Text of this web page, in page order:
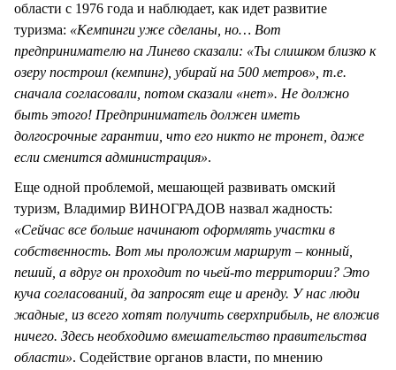
области с 1976 года и наблюдает, как идет развитие
туризма: «Кемпинги уже сделаны, но… Вот
предпринимателю на Линево сказали: «Ты слишком близко к
озеру построил (кемпинг), убирай на 500 метров», т.е.
сначала согласовали, потом сказали «нет». Не должно
быть этого! Предприниматель должен иметь
долгосрочные гарантии, что его никто не тронет, даже
если сменится администрация».
Еще одной проблемой, мешающей развивать омский
туризм, Владимир ВИНОГРАДОВ назвал жадность:
«Сейчас все больше начинают оформлять участки в
собственность. Вот мы проложим маршрут – конный,
пеший, а вдруг он проходит по чьей-то территории? Это
куча согласований, да запросят еще и аренду. У нас люди
жадные, из всего хотят получить сверхприбыль, не вложив
ничего. Здесь необходимо вмешательство правительства
области». Содействие органов власти, по мнению